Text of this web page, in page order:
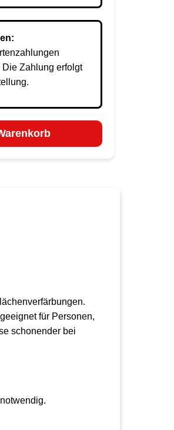
Zahlung erfolgt
für Personen,
schonender bei